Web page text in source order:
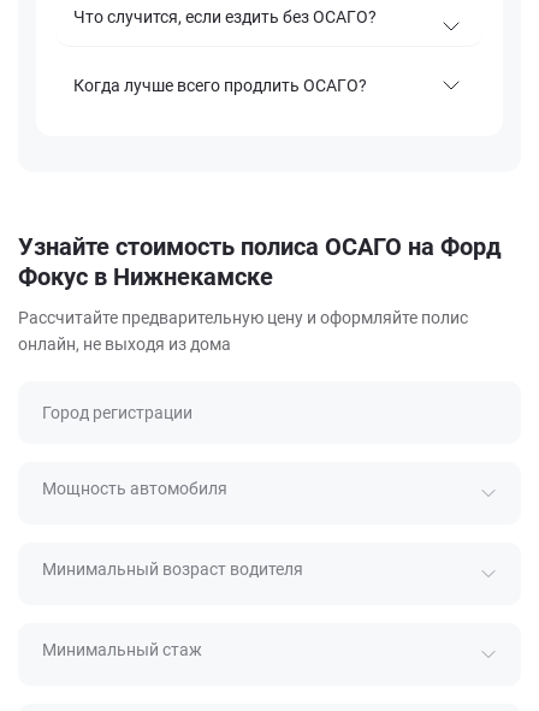
Что случится, если ездить без ОСАГО?
Когда лучше всего продлить ОСАГО?
Узнайте стоимость полиса ОСАГО на Форд
Фокус в Нижнекамске
Рассчитайте предварительную цену и оформляйте полис
онлайн, не выходя из дома
Город регистрации
Мощность автомобиля
Минимальный возраст водителя
Минимальный стаж